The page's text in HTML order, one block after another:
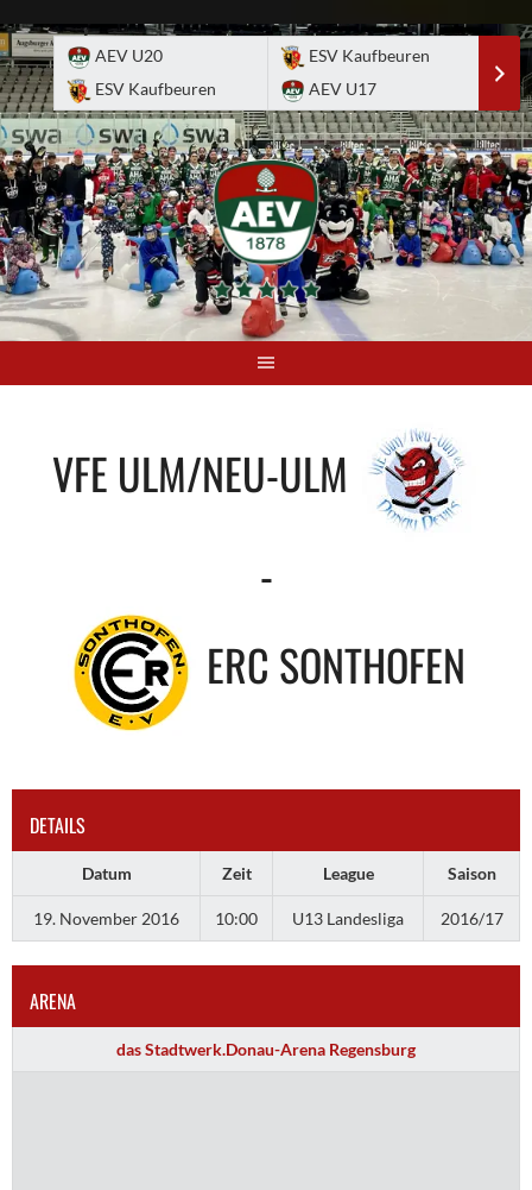
to
content
AEV U20
ESV Kaufbeuren
ESV Kaufbeuren
AEV U17
VFE ULM/NEU-ULM
-
ERC SONTHOFEN
DETAILS
Datum Zeit League Saison
19. November 2016 10:00 U13 Landesliga 2016/17
ARENA
das Stadtwerk.Donau-Arena Regensburg